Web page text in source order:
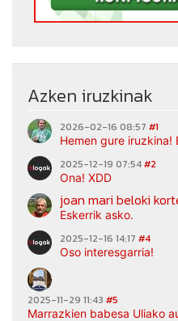
Azken iruzkinak
2026-02-16 08:57 #1
Hemen gure iruzkina!
2025-12-19 07:54#2
Ona! XDD
joan mari beloki
Eskerrik asko.
2025-12-16 14:17 #4
Oso interesgarria!
2025-11-29 11:43 #5
Marrazkien babesa Uliako